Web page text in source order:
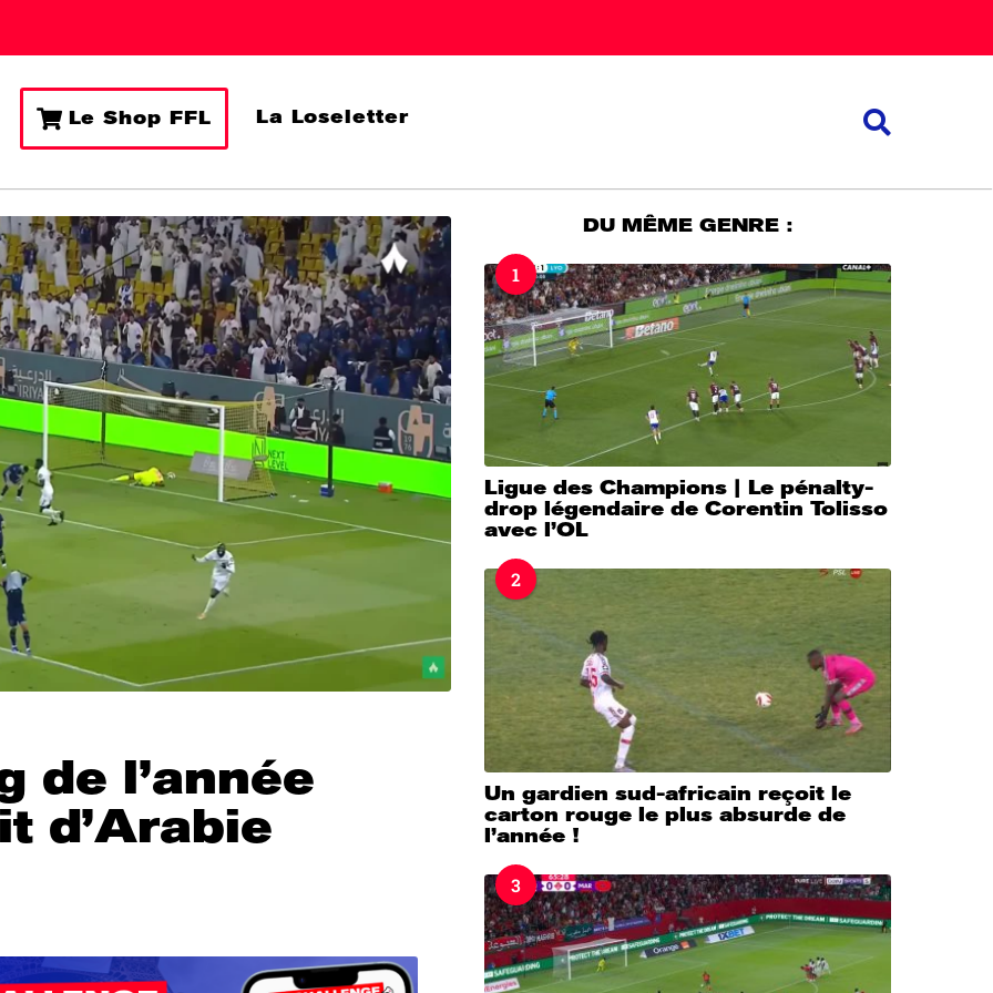
Le Shop FFL La Loseletter
de l’année
d’Arabie
DU MÊME GENRE :
1
Ligue des Champions | Le pénalty-
drop légendaire de Corentin Tolisso
avec l’OL
2
Un gardien sud-africain reçoit le
carton rouge le plus absurde de
l’année !
3